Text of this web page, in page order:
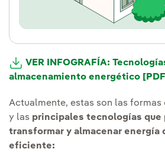
VER INFOGRAFÍA:
almacenamiento energético
Actualmente, estas son las formas
y las principales tecnologías que
transformar y almacenar energía
eficiente: